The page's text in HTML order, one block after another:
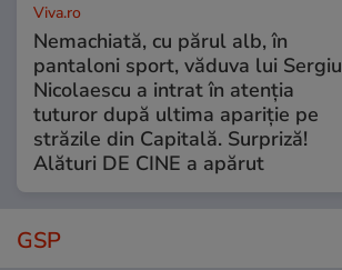
Viva.ro
Nemachiată, cu părul alb, în
pantaloni sport, văduva lui Sergiu
Nicolaescu a intrat în atenția
tuturor după ultima apariție pe
străzile din Capitală. Surpriză!
Alături DE CINE a apărut
GSP